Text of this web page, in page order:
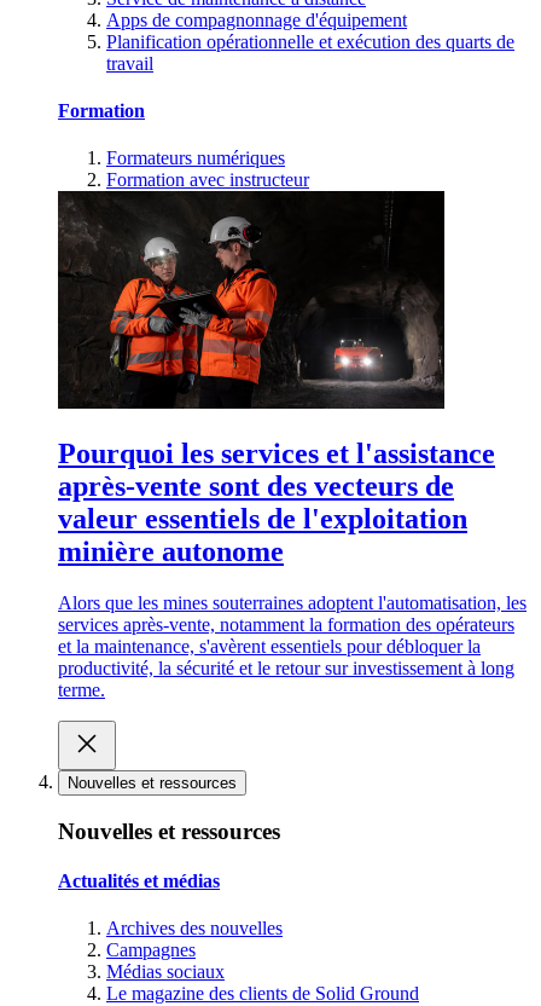
Apps de compagnonnage d'équipement
Planification opérationnelle et exécution des quarts de
travail
Formation
Formateurs numériques
Formation avec instructeur
Pourquoi les services et l'assistance
après-vente sont des vecteurs de
valeur essentiels de l'exploitation
minière autonome
Alors que les mines souterraines adoptent l'automatisation, les
services après-vente, notamment la formation des opérateurs
et la maintenance, s'avèrent essentiels pour débloquer la
productivité, la sécurité et le retour sur investissement à long
terme.
Nouvelles et ressources
Nouvelles et ressources
Actualités et médias
Archives des nouvelles
Campagnes
Médias sociaux
Le magazine des clients de Solid Ground